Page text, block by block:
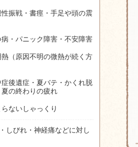
性振戦・書痙・手足や頭の震
病・パニック障害・不安障害
熱（原因不明の微熱が続く方
症後遺症・夏バテ・かくれ脱
夏の終わりの疲れ
らないしゃっくり
しびれ・神経痛などに対し